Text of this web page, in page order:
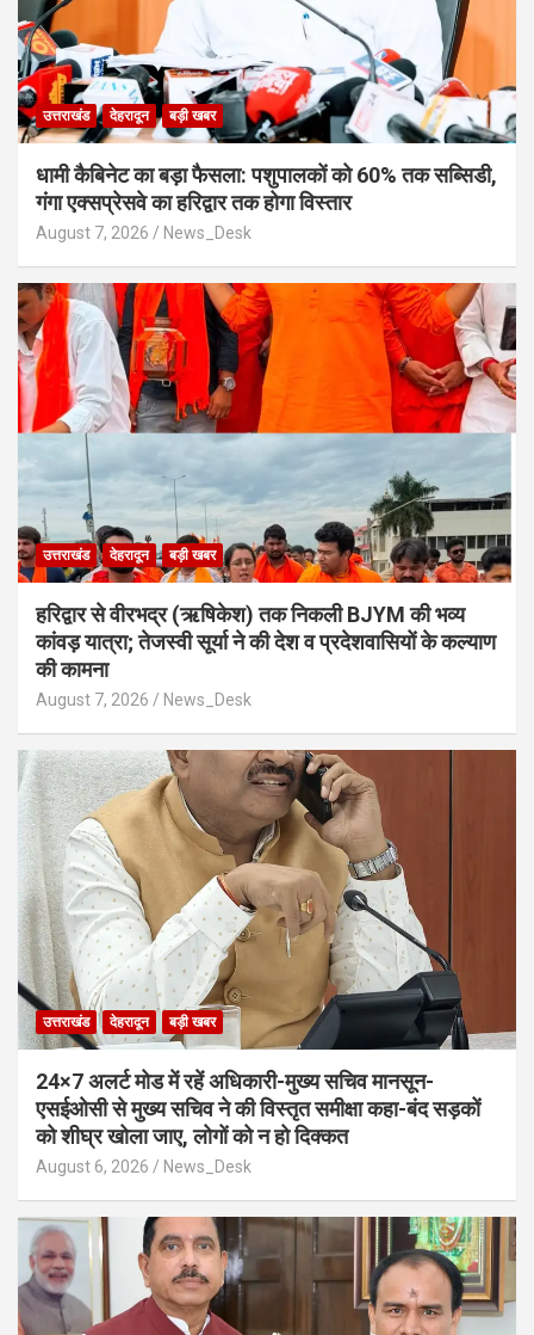
उत्तराखंड देहरादून बड़ी खबर
​धामी कैबिनेट का बड़ा फैसला: पशुपालकों को 60% तक सब्सिडी,
गंगा एक्सप्रेसवे का हरिद्वार तक होगा विस्तार
August 7, 2026 News_Desk
उत्तराखंड देहरादून बड़ी खबर
​हरिद्वार से वीरभद्र (ऋषिकेश) तक निकली BJYM की भव्य
कांवड़ यात्रा; तेजस्वी सूर्या ने की देश व प्रदेशवासियों के कल्याण
की कामना
August 7, 2026 News_Desk
उत्तराखंड देहरादून बड़ी खबर
24×7 अलर्ट मोड में रहें अधिकारी-मुख्य सचिव मानसून-
एसईओसी से मुख्य सचिव ने की विस्तृत समीक्षा कहा-बंद सड़कों
को शीघ्र खोला जाए, लोगों को न हो दिक्कत
August 6, 2026 News_Desk